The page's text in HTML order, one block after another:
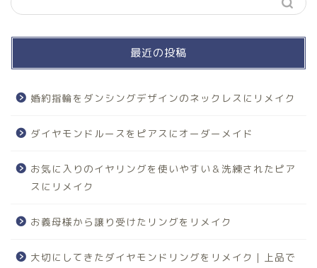
最近の投稿
婚約指輪をダンシングデザインのネックレスにリメイク
ダイヤモンドルースをピアスにオーダーメイド
お気に入りのイヤリングを使いやすい＆洗練されたピア
スにリメイク
お義母様から譲り受けたリングをリメイク
大切にしてきたダイヤモンドリングをリメイク｜上品で